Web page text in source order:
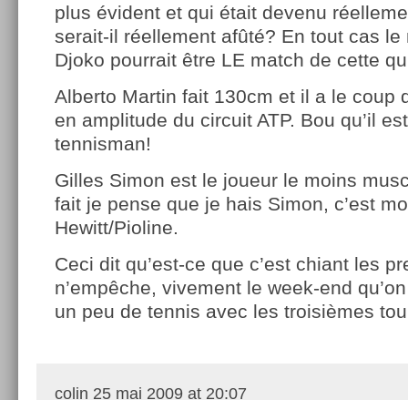
plus évident et qui était devenu
serait-il réellement afûté? En tout cas le
Djoko pourrait être LE match de cette
Alberto Martin fait 130cm et il a le coup
en amplitude du circuit ATP. Bou qu’il
tennisman!
Gilles Simon est le joueur le moins
fait je pense que je hais Simon, c’est
Hewitt/Pioline.
Ceci dit qu’est-ce que c’est chiant les
n’empêche, vivement le week-end
un peu de tennis avec les troisièmes
colin 25 mai 2009 at 20:07